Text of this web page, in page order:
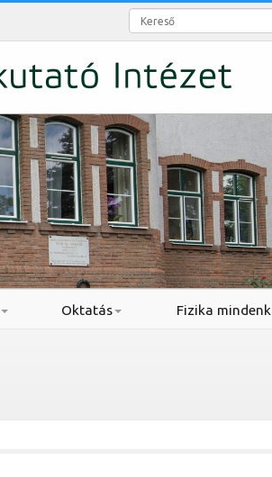
Kereső
Oktatás Fizika